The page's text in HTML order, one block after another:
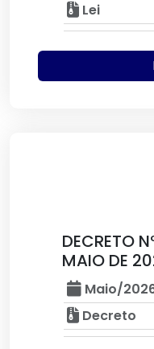
Lei
DECRETO
MAIO DE
Maio/
Decreto